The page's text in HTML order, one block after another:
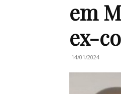
em
ex-
14/01/2024